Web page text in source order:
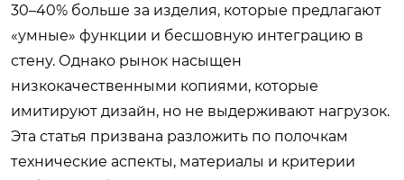
30–40% больше за изделия, которые предлагают
«умные» функции и бесшовную интеграцию в
стену. Однако рынок насыщен
низкокачественными копиями, которые
имитируют дизайн, но не выдерживают нагрузок.
Эта статья призвана разложить по полочкам
технические аспекты, материалы и критерии